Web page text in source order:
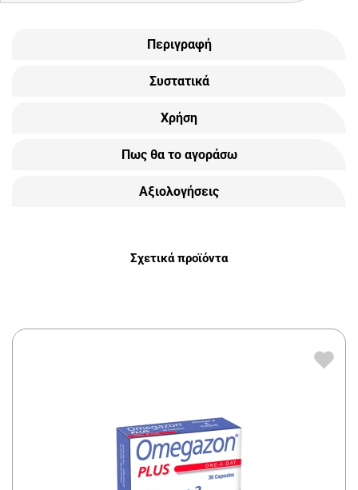
Περιγραφή
Συστατικά
Χρήση
Πως θα το αγοράσω
Αξιολογήσεις
Σχετικά προϊόντα